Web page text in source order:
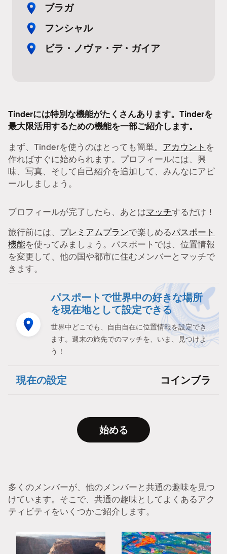
ブラガ
フンシャル
ビラ・ノヴァ・デ・ガイア
Tinderには特別な機能がたくさんあります。Tinderを
最大限活用するための機能を一部ご紹介します。
まず、Tinderを使うのはとっても簡単。 アカウント を
作ればすぐに始められます。プロフィールには、興
味、写真、そして自己紹介を追加して、みんなにアピ
ールしましょう。
プロフィールが完了したら、あとはマッチするだけ！
旅行前には、 プレミアムプランで楽しめるパスポート
機能を使ってみましょう。パスポートでは、位置情報
を変更して、他の国や都市に住むメンバーとマッチで
きます。
パスポートで世界中の好きな場所
を現在地として設定できる
世界中どこでも、自由自在に位置情報を設定でき
ます。週末の旅先でのマッチを、いま、見つけよ
う！
現在の設定 コインブラ
始める
多くのメンバーが、他のメンバーと共通の趣味を見つ
けています。そこで、共通の趣味としてよくあるアク
ティビティをいくつかご紹介します。